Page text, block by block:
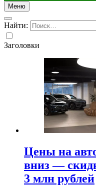
Меню
Найти:
Заголовки
Цены на
вниз —
3 млн рублей